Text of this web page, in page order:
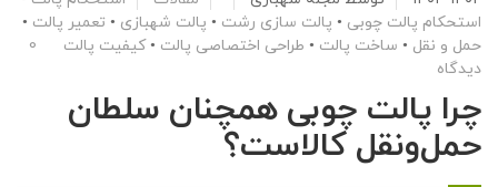
استحکام پالت چوبی • پالت سازی رشت • پالت شهبازی • تعمیر پالت •
حمل و نقل • ساخت پالت • طراحی اختصاصی پالت •کیفیت پالت
0
دیدگاه
چرا پالت چوبی همچنان سلطان
حمل‌ونقل کالاست؟